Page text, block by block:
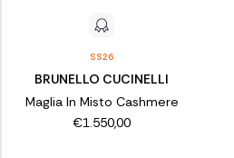
SS26
BRUNELLO CUCINELLI
Maglia In Misto Cashmere
€1.550,00